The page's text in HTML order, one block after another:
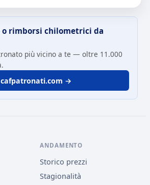
o rimborsi chilometrici da
più vicino a te — oltre 11.000
cafpatronati.com →
ANDAMENTO
Storico prezzi
Stagionalità